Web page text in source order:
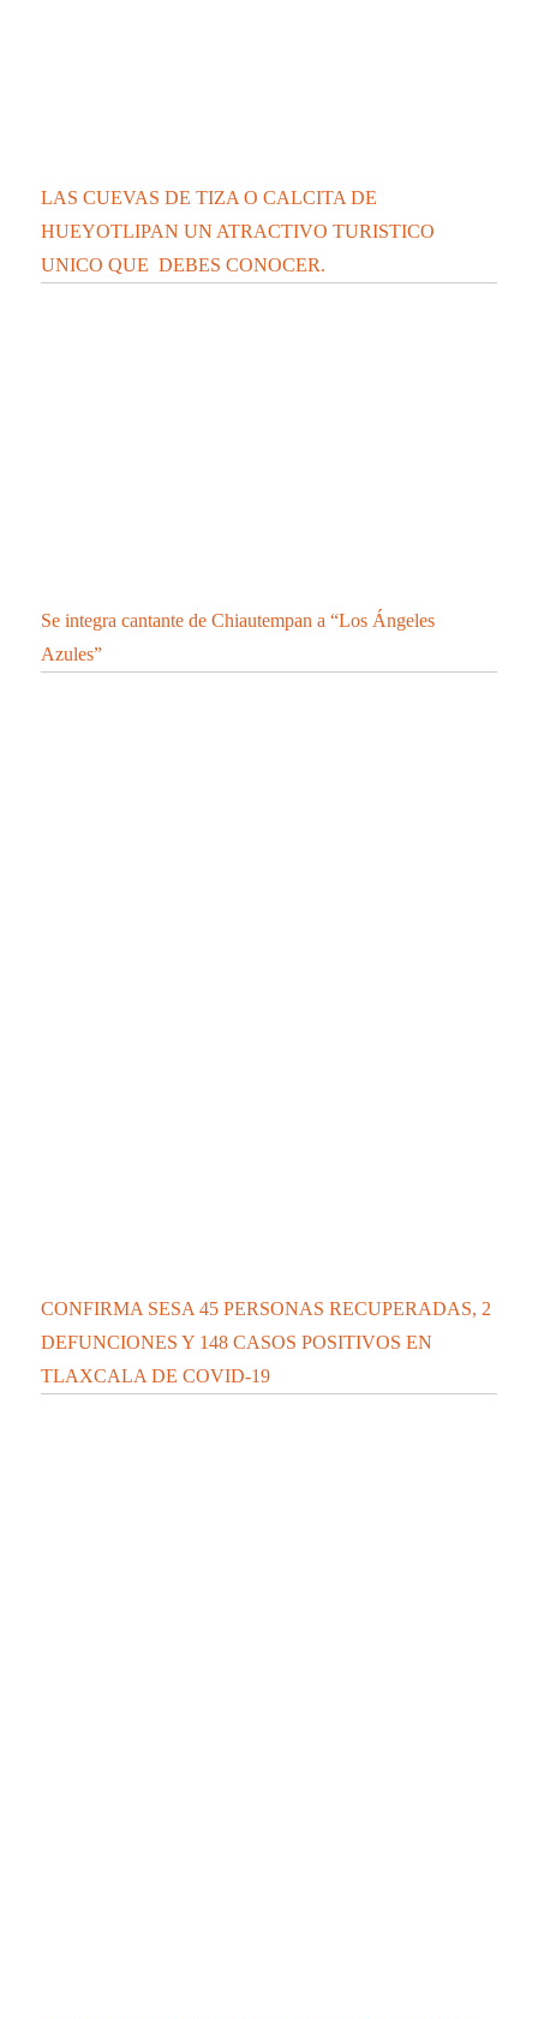
LAS CUEVAS DE TIZA O CALCITA DE
HUEYOTLIPAN UN ATRACTIVO TURISTICO
UNICO QUE DEBES CONOCER.
Se integra cantante de Chiautempan a “Los Ángeles
Azules”
CONFIRMA SESA 45 PERSONAS RECUPERADAS, 2
DEFUNCIONES Y 148 CASOS POSITIVOS EN
TLAXCALA DE COVID-19